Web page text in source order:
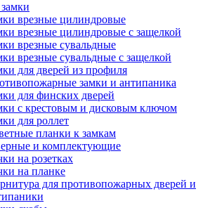
врезные цилиндровые
врезные цилиндровые с защелкой
врезные сувальдные
врезные сувальдные с защелкой
для дверей из профиля
замки и антипаника
для финских дверей
с крестовым и дисковым ключом
для роллет
планки к замкам
и комплектующие
на розетках
на планке
для противопожарных дверей и